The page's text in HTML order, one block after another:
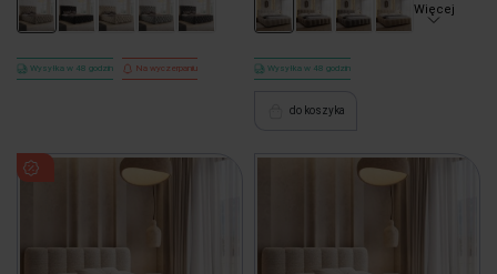
Wysyłka w 48 godzin Na wyczerpaniu
Więcej
Wysyłka w 48 godzin
do koszyka